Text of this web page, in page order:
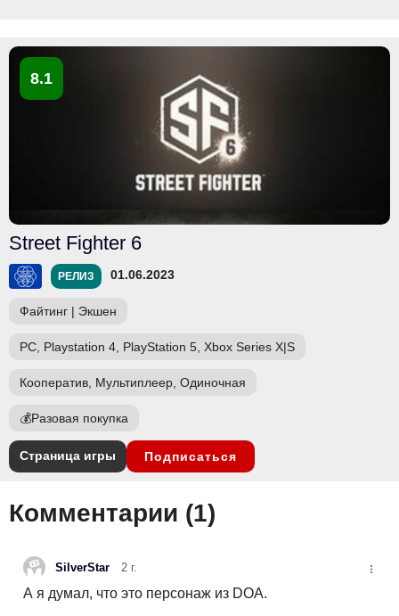
8.1
Street Fighter 6
РЕЛИЗ 01.06.2023
Файтинг | Экшен
PC, Playstation 4, PlayStation 5, Xbox Series X|S
Кооператив, Мультиплеер, Одиночная
💰Разовая покупка
Страница игры Подписаться
Комментарии (1)
SilverStar 2 г.
А я думал, что это персонаж из DOA.